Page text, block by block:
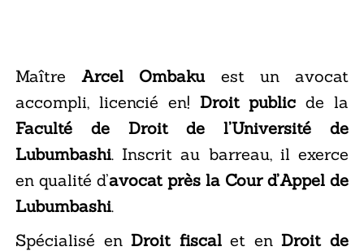
MAI T E
A V OC A
MaîtreArcel Ombakuest un avocat
accompli, licencié en! Droit public de la
Faculté de Droit de l’Université de
Lubumbashi. Inscrit au barreau, il exerce
en qualité d’avocat près la Cour d’Appel de
Lubumbashi.
Spécialisé enDroit fiscalet enDroit de